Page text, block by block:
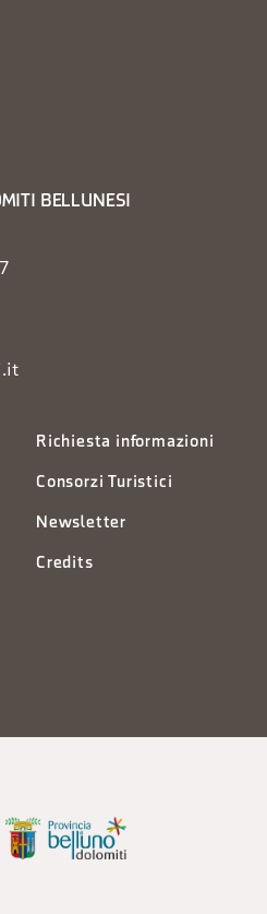
BELLUNESI
Richiesta informazioni
Consorzi Turistici
Newsletter
Credits